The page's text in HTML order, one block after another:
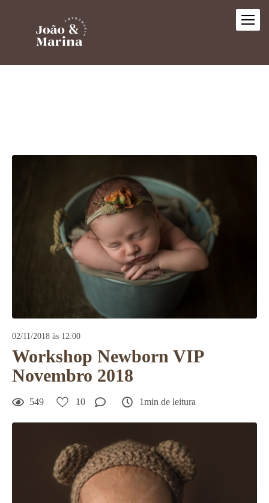
02/11/2018 às 12:00
Workshop Newborn VIP
Novembro 2018
549 10 1min de leitura